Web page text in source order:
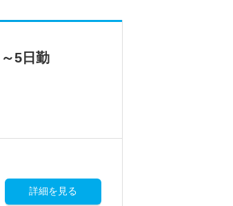
5日勤
詳細を見る